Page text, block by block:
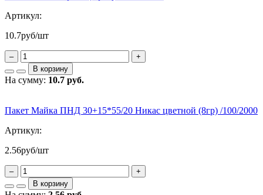
Артикул:
10.7руб/шт
–
+
В корзину
На сумму: 10.7 руб.
Пакет Майка ПНД 30+15*55/20 Никас цветной (8гр) /100/2000
Артикул:
2.56руб/шт
–
+
В корзину